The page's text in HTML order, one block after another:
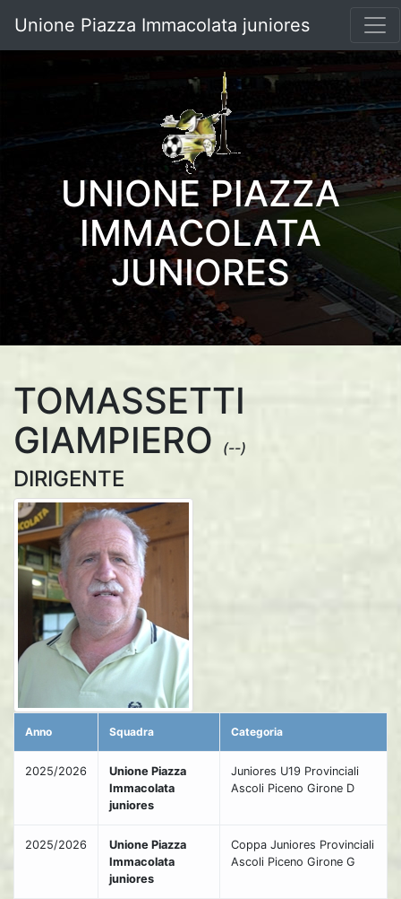
Unione Piazza Immacolata juniores
UNIONE PIAZZA
IMMACOLATA
JUNIORES
TOMASSETTI
GIAMPIERO
(--)
DIRIGENTE
Anno Squadra Categoria
2025/2026
Unione Piazza
Immacolata
juniores
Juniores U19 Provinciali
Ascoli Piceno Girone D
2025/2026
Unione Piazza
Immacolata
juniores
Coppa Juniores Provinciali
Ascoli Piceno Girone G